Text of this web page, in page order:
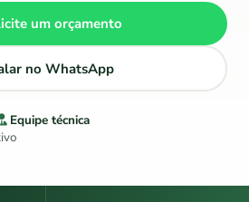
um orçamento
no WhatsApp
Equipe técnica